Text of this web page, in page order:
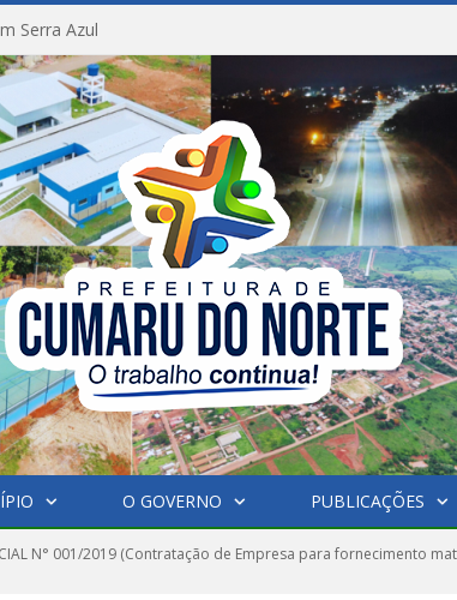
Serra Azul
O GOVERNO PUBLICAÇÕES
N° 001/2019 (Contratação de Empresa para fornecimento